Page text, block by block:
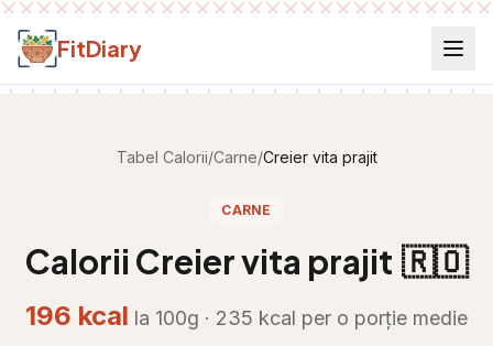
Salt la conținut
FitDiary
Tabel Calorii/Carne/Creier vita prajit
CARNE
Calorii Creier vita prajit 🇷🇴
196 kcal la 100g · 235 kcal per o porție medie